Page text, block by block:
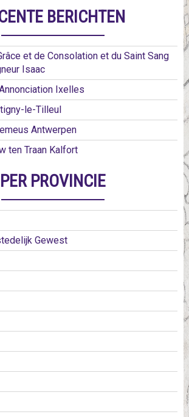
BERICHTEN
et de Consolation et du Saint Sang
Isaac
Ixelles
le-Tilleul
Antwerpen
ten Traan Kalfort
PER PROVINCIE
Gewest